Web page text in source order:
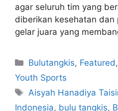
agar seluruh tim yang
diberikan kesehatan dan
gelar juara yang
Bulutangkis, Featured ,
Youth Sports
Aisyah Hanadiya
Indonesia, bulu tangkis,